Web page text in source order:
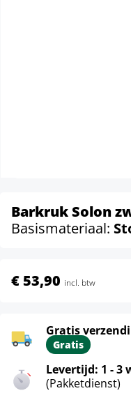
Barkruk Solon
Basismateriaal:
€ 53,90 incl. btw
Gratis
Gratis
Levertijd: 1 - 3
(Pakketdienst)